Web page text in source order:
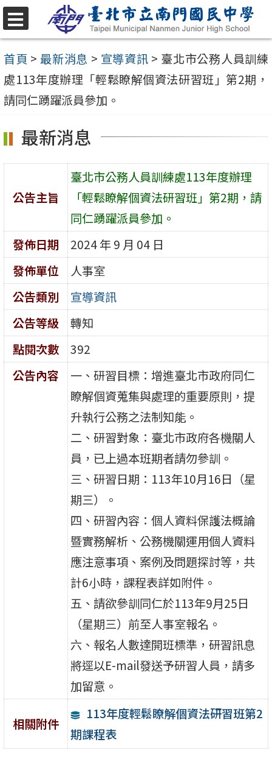
跳
至
主
要
內
區
選
單
首頁 > 最新消息 > 宣導資訊 > 臺北市公務人員訓練
處113年度辦理「輕鬆瞭解個資法研習班」第2期，
請同仁踴躍派員參加。
最新消息
公告主旨
臺北市公務人員訓練處113年度辦理
「輕鬆瞭解個資法研習班」第2期，請
同仁踴躍派員參加。
發佈日期
2024 年 9 月 04 日
發佈單位
人事室
公告類別
宣導資訊
公告等級
轉知
點閱次數
392
公告內容
一、研習目標：增進臺北市政府同仁
瞭解個資蒐集與處理的重要原則，提
升執行公務之法制知能。
二、研習對象：臺北市政府各機關人
員，已上過本班期者請勿參訓。
三、研習日期：113年10月16日（星
期三）。
四、研習內容：個人資料保護法概論
暨實務解析、公務機關運用個人資料
應注意事項、案例及問題探討等，共
計6小時，課程表詳如附件。
五、請欲參訓同仁於113年9月25日
（星期三）前至人事室報名。
六、報名人數達開班標準，研習訊息
將逕以E-mail發送予研習人員，請多
加留意。
相關附件
113年度輕鬆瞭解個資法研習班第2
期課程表